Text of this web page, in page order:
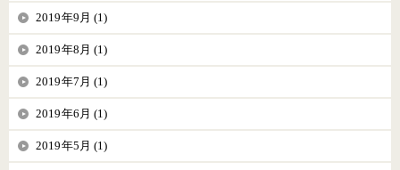
2019年9月 (1)
2019年8月 (1)
2019年7月 (1)
2019年6月 (1)
2019年5月 (1)